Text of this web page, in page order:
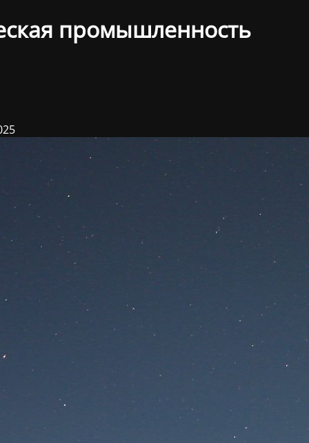
промышленность